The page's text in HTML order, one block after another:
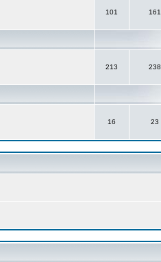
101 161
213 238
16 23